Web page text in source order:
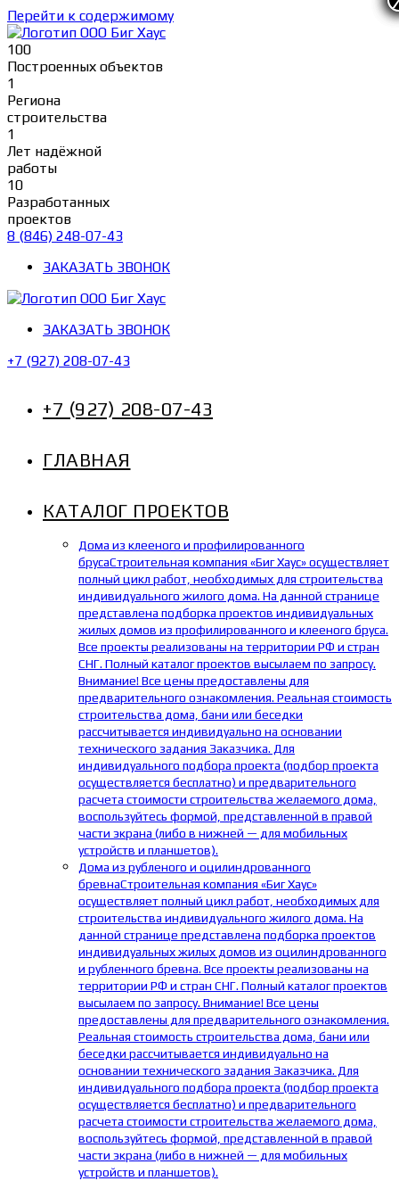
Перейти к содержимому
100
Построенных объектов
1
Региона
строительства
1
Лет надёжной
работы
10
Разработанных
проектов
8 (846) 248-07-43
ЗАКАЗАТЬ ЗВОНОК
ЗАКАЗАТЬ ЗВОНОК
+7 (927) 208-07-43
+7 (927) 208-07-43
ГЛАВНАЯ
КАТАЛОГ ПРОЕКТОВ
Дома из клееного и профилированного
брусаСтроительная компания «Биг Хаус» осуществляет
полный цикл работ, необходимых для строительства
индивидуального жилого дома. На данной странице
представлена подборка проектов индивидуальных
жилых домов из профилированного и клееного бруса.
Все проекты реализованы на территории РФ и стран
СНГ. Полный каталог проектов высылаем по запросу.
Внимание! Все цены предоставлены для
предварительного ознакомления. Реальная стоимость
строительства дома, бани или беседки
рассчитывается индивидуально на основании
технического задания Заказчика. Для
индивидуального подбора проекта (подбор проекта
осуществляется бесплатно) и предварительного
расчета стоимости строительства желаемого дома,
воспользуйтесь формой, представленной в правой
части экрана (либо в нижней — для мобильных
устройств и планшетов).
Дома из рубленого и оцилиндрованного
бревнаСтроительная компания «Биг Хаус»
осуществляет полный цикл работ, необходимых для
строительства индивидуального жилого дома. На
данной странице представлена подборка проектов
индивидуальных жилых домов из оцилиндрованного
и рубленного бревна. Все проекты реализованы на
территории РФ и стран СНГ. Полный каталог проектов
высылаем по запросу. Внимание! Все цены
предоставлены для предварительного ознакомления.
Реальная стоимость строительства дома, бани или
беседки рассчитывается индивидуально на
основании технического задания Заказчика. Для
индивидуального подбора проекта (подбор проекта
осуществляется бесплатно) и предварительного
расчета стоимости строительства желаемого дома,
воспользуйтесь формой, представленной в правой
части экрана (либо в нижней — для мобильных
устройств и планшетов).